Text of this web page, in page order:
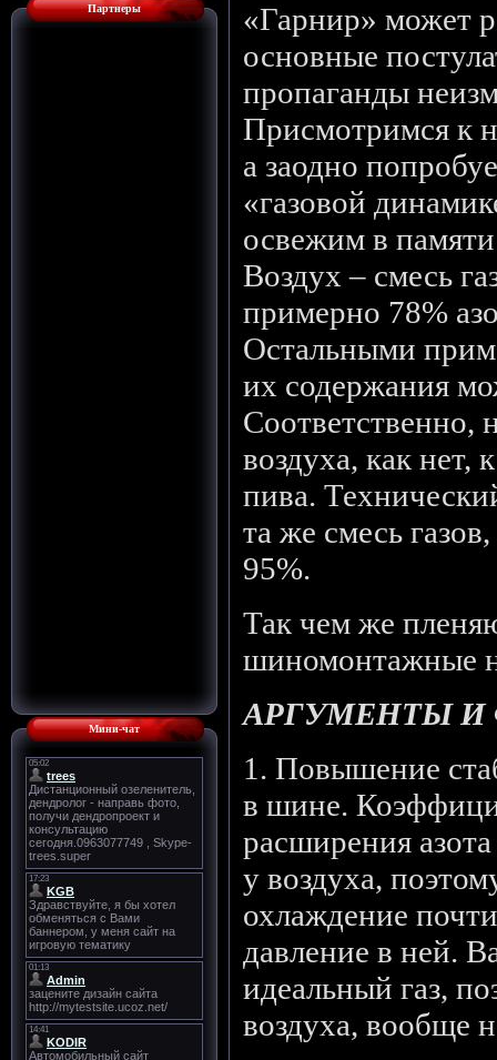
Партнеры
Мини-чат
«Гарнир» может
основные
пропаганды
Присмотримся к
а заодно
«газовой
освежим в
Воздух – смесь
примерно 78%
Остальными
их содержания
Соответственно,
воздуха, как нет,
пива.
та же смесь
95%.
Так чем же
шиномонтажные
АРГУМЕНТЫ И
1. Повышение
в шине.
расширения
у воздуха,
охлаждение
давление в ней.
идеальный газ,
воздуха, вообще